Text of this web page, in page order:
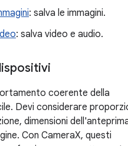
: salva le immagini.
: salva video e audio.
coerente della
Devi considerare
dimensioni
Con CameraX, questi